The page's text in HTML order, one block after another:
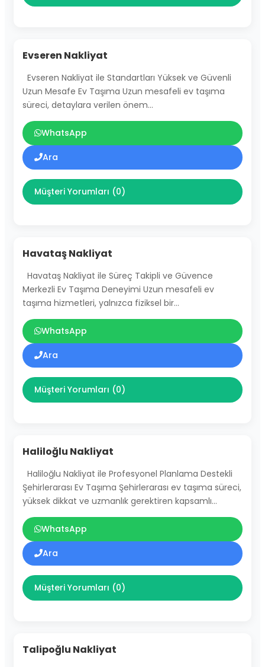
Evseren Nakliyat
Evseren Nakliyat ile Standartları Yüksek ve Güvenli
Uzun Mesafe Ev Taşıma Uzun mesafeli ev taşıma
süreci, detaylara verilen önem…
WhatsApp
Ara
Müşteri Yorumları (0)
Havataş Nakliyat
Havataş Nakliyat ile Süreç Takipli ve Güvence
Merkezli Ev Taşıma Deneyimi Uzun mesafeli ev
taşıma hizmetleri, yalnızca fiziksel bir…
WhatsApp
Ara
Müşteri Yorumları (0)
Haliloğlu Nakliyat
Haliloğlu Nakliyat ile Profesyonel Planlama Destekli
Şehirlerarası Ev Taşıma Şehirlerarası ev taşıma süreci,
yüksek dikkat ve uzmanlık gerektiren kapsamlı…
WhatsApp
Ara
Müşteri Yorumları (0)
Talipoğlu Nakliyat